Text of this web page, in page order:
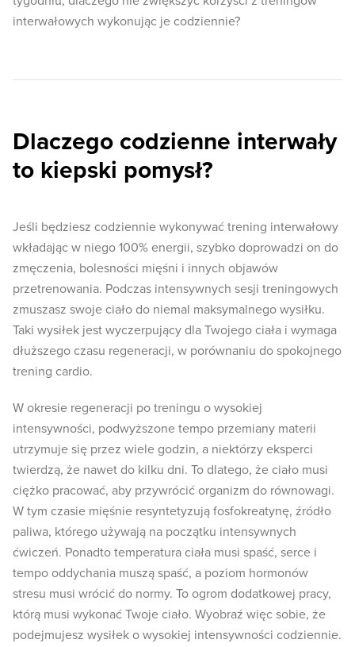
interwałowych wykonując je codziennie?
Dlaczego codzienne interwały
to kiepski pomysł?
Jeśli będziesz codziennie wykonywać trening interwałowy
wkładając w niego 100% energii, szybko doprowadzi on do
zmęczenia, bolesności mięśni i innych objawów
przetrenowania. Podczas intensywnych sesji treningowych
zmuszasz swoje ciało do niemal maksymalnego wysiłku.
Taki wysiłek jest wyczerpujący dla Twojego ciała i wymaga
dłuższego czasu regeneracji, w porównaniu do spokojnego
trening cardio.
W okresie regeneracji po treningu o wysokiej
intensywności, podwyższone tempo przemiany materii
utrzymuje się przez wiele godzin, a niektórzy eksperci
twierdzą, że nawet do kilku dni. To dlatego, że ciało musi
ciężko pracować, aby przywrócić organizm do równowagi.
W tym czasie mięśnie resyntetyzują fosfokreatynę, źródło
paliwa, którego używają na początku intensywnych
ćwiczeń. Ponadto temperatura ciała musi spaść, serce i
tempo oddychania muszą spaść, a poziom hormonów
stresu musi wrócić do normy. To ogrom dodatkowej pracy,
którą musi wykonać Twoje ciało. Wyobraź więc sobie, że
podejmujesz wysiłek o wysokiej intensywności codziennie.